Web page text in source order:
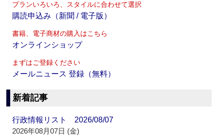
プランいろいろ、スタイルに合わせて選択
購読申込み（新聞 / 電子版）
書籍、電子商材の購入はこちら
オンラインショップ
まずはご登録ください
メールニュース 登録（無料）
新着記事
行政情報リスト 2026/08/07
2026年08月07日 (金)